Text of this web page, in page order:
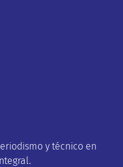
y técnico en